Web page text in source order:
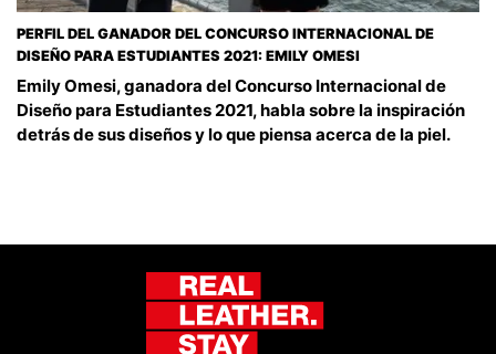
PERFIL DEL GANADOR DEL CONCURSO INTERNACIONAL DE
DISEÑO PARA ESTUDIANTES 2021: EMILY OMESI
Emily Omesi, ganadora del Concurso Internacional de
Diseño para Estudiantes 2021, habla sobre la inspiración
detrás de sus diseños y lo que piensa acerca de la piel.